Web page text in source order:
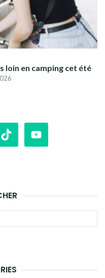
en camping cet été